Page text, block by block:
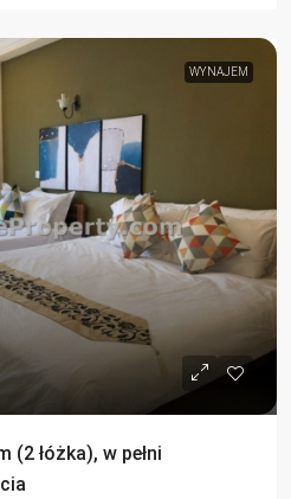
WYNAJEM
(2 łóżka), w pełni